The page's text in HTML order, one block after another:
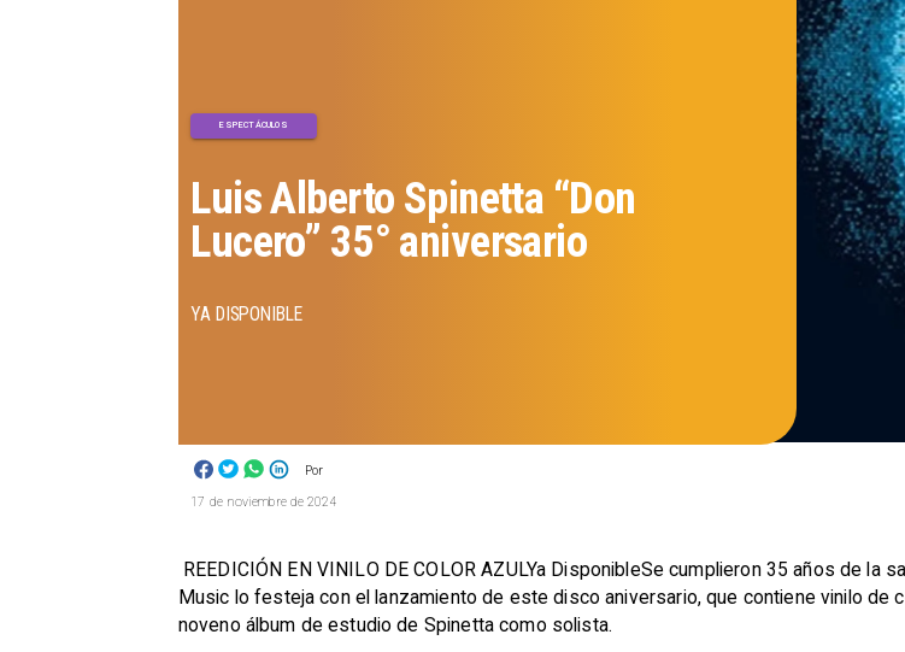
Por
Luis Alberto Spinetta “Don
Lucero” 35° aniversario
ESPECTÁCULOS
YA DISPONIBLE
17 de noviembre de 2024
REEDICIÓN EN VINILO DE COLOR AZULYa DisponibleSe cumplieron 35 años de la
Music lo festeja con el lanzamiento de este disco aniversario, que contiene vinilo de
noveno álbum de estudio de Spinetta como solista.